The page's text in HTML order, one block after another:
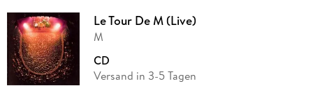
Le Tour De M (Live)
M
CD
Versand in 3-5 Tagen